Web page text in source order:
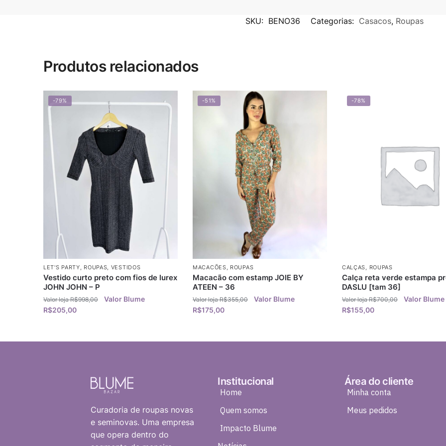
SKU: BENO36 Categorias: Casacos, Roupas
Produtos relacionados
-79%
LET'S PARTY ROUPAS VESTIDOS
Vestido curto preto com fios de lurex
JOHN JOHN – P
R$998,00
R$205,00
-51%
MACACÕES ROUPAS
Macacão com estamp JOIE BY
ATEEN – 36
R$355,00
R$175,00
-78%
CALÇAS ROUPAS
Calça reta verde estampa
DASLU [tam 36]
R$700,00
R$155,00
Curadoria de roupas novas
e seminovas. Uma empresa
que opera dentro do
Institucional
Home
Quem somos
Impacto Blume
Área do cliente
Minha conta
Meus pedidos